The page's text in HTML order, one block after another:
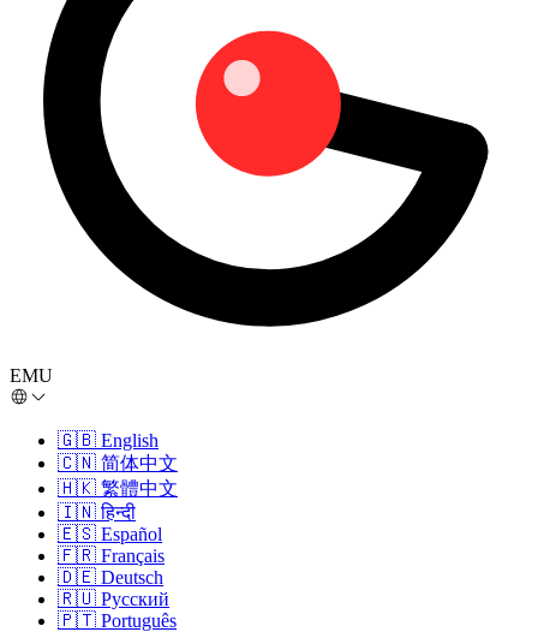
EMU
🇬🇧 English
🇨🇳 简体中文
🇭🇰 繁體中文
🇮🇳 हिन्दी
🇪🇸 Español
🇫🇷 Français
🇩🇪 Deutsch
🇷🇺 Русский
🇵🇹 Português